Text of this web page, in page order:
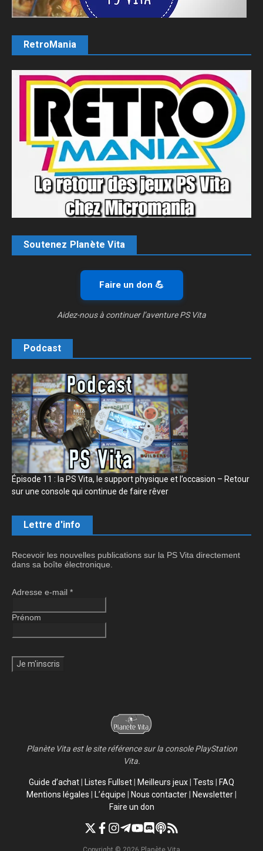
RetroMania
Soutenez Planète Vita
Faire un don 💪
Aidez-nous à continuer l’aventure PS Vita
Podcast
Épisode 11 : la PS Vita, le support physique et l’occasion – Retour
sur une console qui continue de faire rêver
Lettre d'info
Recevoir les nouvelles publications sur la PS Vita directement
dans sa boîte électronique.
Adresse e-mail *
Prénom
Planète Vita est le site référence sur la console PlayStation
Vita.
Guide d’achat| Listes Fullset| Meilleurs jeux| Tests | FAQ
Mentions légales | L’équipe | Nous contacter| Newsletter|
Faire un don